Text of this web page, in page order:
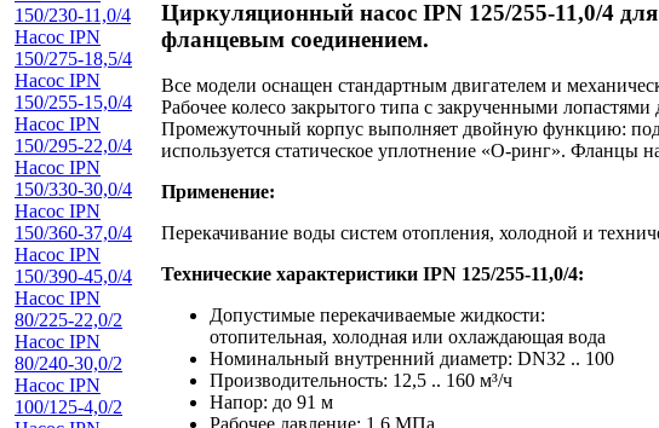
150/230-11,0/4
Насос IPN
150/275-18,5/4
Насос IPN
150/255-15,0/4
Насос IPN
150/295-22,0/4
Насос IPN
150/330-30,0/4
Насос IPN
150/360-37,0/4
Насос IPN
150/390-45,0/4
Насос IPN
80/225-22,0/2
Насос IPN
80/240-30,0/2
Насос IPN
100/125-4,0/2
Циркуляционный насос IPN 125/255-11,0/4
фланцевым соединением.
Все модели оснащен стандартным двигателем и
Рабочее колесо закрытого типа с закрученными
Промежуточный корпус выполняет двойную функцию:
используется статическое уплотнение «О-ринг». Фланцы
Применение:
Перекачивание воды систем отопления, холодной и
Технические характеристики IPN 125/255-11,0/4:
Допустимые перекачиваемые жидкости:
отопительная, холодная или охлаждающая вода
Номинальный внутренний диаметр: DN32 .. 100
Производительность: 12,5 .. 160 м³/ч
Напор: до 91 м